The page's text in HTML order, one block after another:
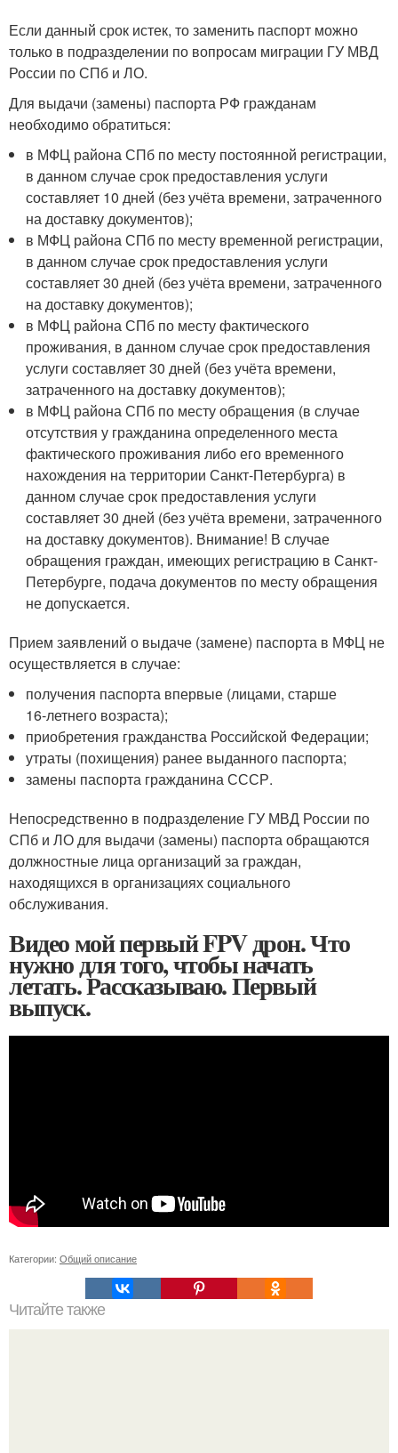
Если данный срок истек, то заменить паспорт можно
только в подразделении по вопросам миграции ГУ МВД
России по СПб и ЛО.
Для выдачи (замены) паспорта РФ гражданам
необходимо обратиться:
в МФЦ района СПб по месту постоянной регистрации,
в данном случае срок предоставления услуги
составляет 10 дней (без учёта времени, затраченного
на доставку документов);
в МФЦ района СПб по месту временной регистрации,
в данном случае срок предоставления услуги
составляет 30 дней (без учёта времени, затраченного
на доставку документов);
в МФЦ района СПб по месту фактического
проживания, в данном случае срок предоставления
услуги составляет 30 дней (без учёта времени,
затраченного на доставку документов);
в МФЦ района СПб по месту обращения (в случае
отсутствия у гражданина определенного места
фактического проживания либо его временного
нахождения на территории Санкт-Петербурга) в
данном случае срок предоставления услуги
составляет 30 дней (без учёта времени, затраченного
на доставку документов). Внимание! В случае
обращения граждан, имеющих регистрацию в Санкт-
Петербурге, подача документов по месту обращения
не допускается.
Прием заявлений о выдаче (замене) паспорта в МФЦ не
осуществляется в случае:
получения паспорта впервые (лицами, старше
16‑летнего возраста);
приобретения гражданства Российской Федерации;
утраты (похищения) ранее выданного паспорта;
замены паспорта гражданина СССР.
Непосредственно в подразделение ГУ МВД России по
СПб и ЛО для выдачи (замены) паспорта обращаются
должностные лица организаций за граждан,
находящихся в организациях социального
обслуживания.
Видео мой первый FPV дрон. Что
нужно для того, чтобы начать
летать. Рассказываю. Первый
выпуск.
Категории: Общий описание
Читайте также